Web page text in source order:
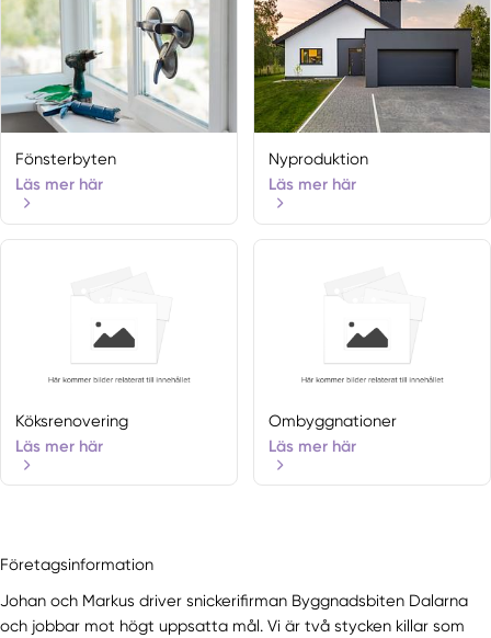
Fönsterbyten
Läs mer här
Nyproduktion
Läs mer här
Köksrenovering
Läs mer här
Ombyggnationer
Läs mer här
Företagsinformation
Johan och Markus driver snickerifirman Byggnadsbiten Dalarna
och jobbar mot högt uppsatta mål. Vi är två stycken killar som